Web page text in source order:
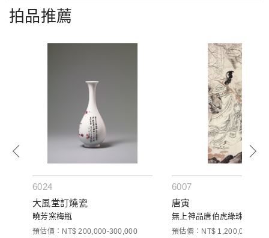
拍品推薦
6024
大風堂訂燒瓷
曉芳窯梅瓶
預估價：NT$ 200,000-300,000
6007
唐寅
無上神品唐伯虎綠珠圖
預估價：NT$ 1,200,000-